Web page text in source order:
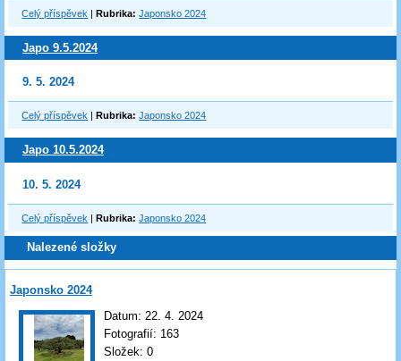
Celý příspěvek |Rubrika: Japonsko 2024
Japo 9.5.2024
9. 5. 2024
Celý příspěvek Rubrika: Japonsko 2024
Japo 10.5.2024
10. 5. 2024
Celý příspěvek |Rubrika: Japonsko 2024
Nalezené složky
Japonsko 2024
Datum: 22. 4. 2024
Fotografií: 163
Složek: 0